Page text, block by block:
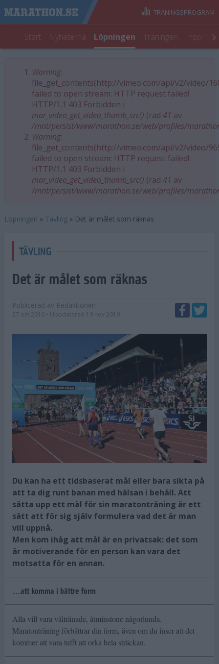
Start Nyheterna Löpningen Träningen
TRÄNINGSPROGRAM
Felmeddelande
Warning:
file_get_contents(http://vimeo.com/api/v2/video/
failed to open stream: HTTP request failed!
HTTP/1.1 403 Forbidden i
mar_video_get_video_thumb_src() (rad 41 av
/mnt/persist/www/marathon.se/web/profiles/
Warning:
file_get_contents(http://vimeo.com/api/v2/video/
failed to open stream: HTTP request failed!
HTTP/1.1 403 Forbidden i
mar_video_get_video_thumb_src() (rad 41 av
/mnt/persist/www/marathon.se/web/profiles/
Löpningen » Tävling » Det är målet som räknas
TÄVLING
Det är målet som räknas
Publicerad av Redaktionen
27 okt 2016 • Uppdaterad 19 nov 2019
Du kan ha ett tidsbaserat mål eller bara sikta på
att ta dig runt banan med hälsan i behåll. Att
sätta upp ett mål för sin maratonträning är ett
sätt att för sig själv formulera vad det är man
vill uppnå.
Men kom ihåg att mål är en privatsak: det som
är motiverande för en person kan vara det
motsatta för en annan.
…att komma i bättre form
Alla vill vara vältränade, åtminstone någorlunda.
Maratonträning förbättrar din form, även om du inser att det
kommer att vara tufft att orka hela sträckan.